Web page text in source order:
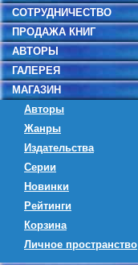
СОТРУДНИЧЕСТВО
ПРОДАЖА КНИГ
АВТОРЫ
ГАЛЕРЕЯ
МАГАЗИН
Авторы
Жанры
Издательства
Серии
Новинки
Рейтинги
Корзина
Личное пространство